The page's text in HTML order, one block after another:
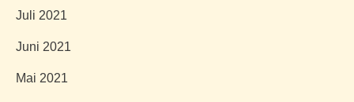
Juli 2021
Juni 2021
Mai 2021